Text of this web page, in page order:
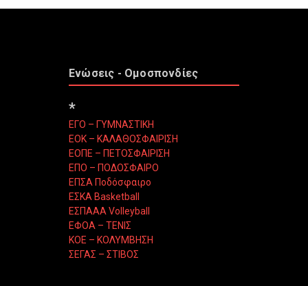
Ενώσεις - Ομοσπονδίες
*
ΕΓΟ – ΓΥΜΝΑΣΤΙΚΗ
ΕΟΚ – ΚΑΛΑΘΟΣΦΑΙΡΙΣΗ
ΕΟΠΕ – ΠΕΤΟΣΦΑΙΡΙΣΗ
ΕΠΟ – ΠΟΔΟΣΦΑΙΡΟ
ΕΠΣΑ Ποδόσφαιρο
ΕΣΚΑ Basketball
ΕΣΠΑΑΑ Volleyball
ΕΦΟΑ – ΤΕΝΙΣ
ΚΟΕ – ΚΟΛΥΜΒΗΣΗ
ΣΕΓΑΣ – ΣΤΙΒΟΣ